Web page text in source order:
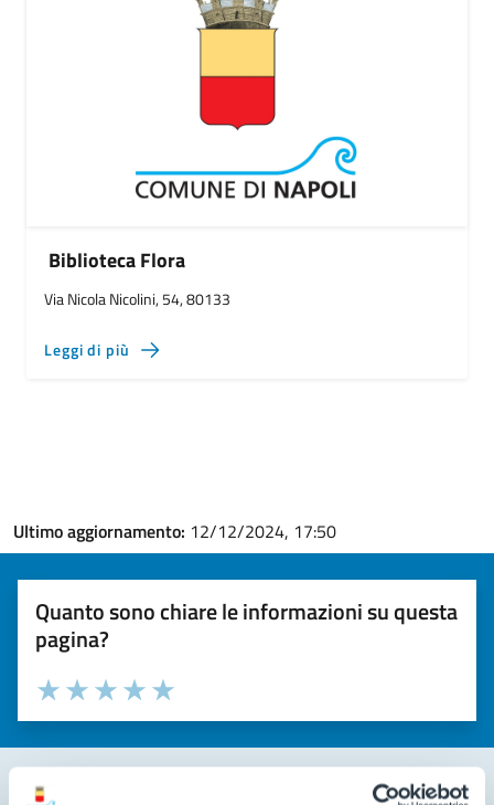
Biblioteca Flora
Via Nicola Nicolini, 54, 80133
Leggi di più
Ultimo aggiornamento: 12/12/2024, 17:50
Quanto sono chiare le informazioni su questa
pagina?
Valuta la chiarezza delle informazioni (da 1 a 5 stelle)
Seleziona il numero di stelle per valutare la chiarezza delle
Valuta 5 stelle su 5
Valuta 4 stelle su 5
Valuta 3 stelle su 5
Valuta 2 stelle su 5
Valuta 1 stelle su 5